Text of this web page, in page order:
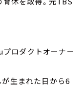
ロダクトオーナー
生まれた日から6